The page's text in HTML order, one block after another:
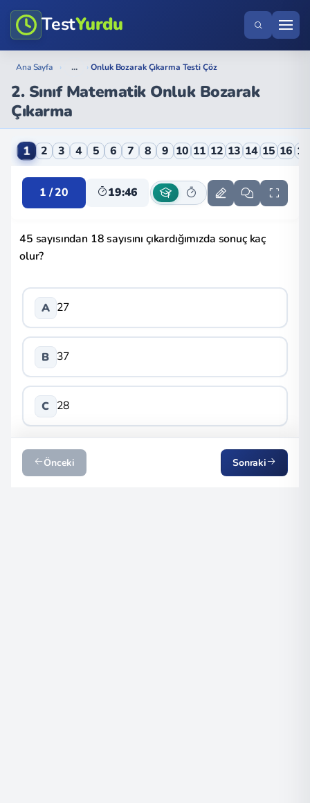
TestYurdu
Ana Sayfa › ... › Onluk Bozarak Çıkarma Testi Çöz
2. Sınıf Matematik Onluk Bozarak
Çıkarma
2. Sınıf Matematik Onluk Bozarak Çıkarma Online
1 2 3 4 5 6 7 8 9 10 11 12 13 14 15 16 17
1 / 20 19:46
45 sayısından 18 sayısını çıkardığımızda sonuç kaç
olur?
A 27
B 37
C 28
Önceki Sonraki